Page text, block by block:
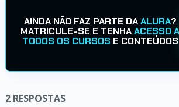
AINDA NÃO FAZ PARTE DAALURA?
MATRICULE-SE E TENHAACESSO A
TODOS OS CURSOS E CONTEÚDOS
2 RESPOSTAS